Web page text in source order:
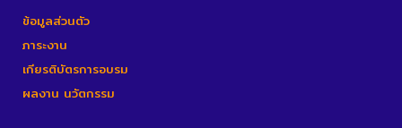
ข้อมูลส่วนตัว
ภาระงาน
เกียรติบัตรการอบรม
ผลงาน นวัตกรรม